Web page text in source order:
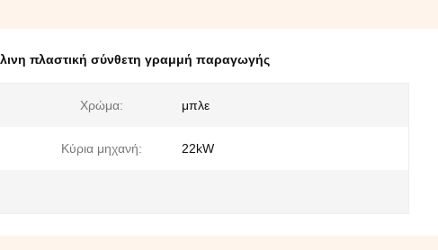
πλαστική σύνθετη γραμμή παραγωγής
Χρώμα: μπλε
Κύρια μηχανή: 22kW